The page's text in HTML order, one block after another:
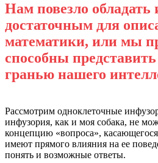
Нам повезло обладать
достаточным для
математики, или мы
способны
гранью нашего
Рассмотрим одноклеточные
инфузория, как и моя собака, не
концепцию «вопроса»,
имеют прямого влияния на ее
понять и возможные ответы.